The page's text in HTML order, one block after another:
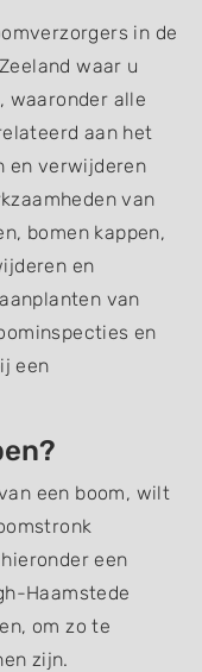
in de
waar u
waaronder alle
aan het
en verwijderen
van
bomen kappen,
en
van
en
een
een boom, wilt
een
Haamstede
om zo te
zijn.